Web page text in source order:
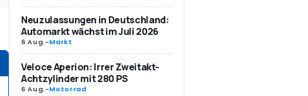
Neuzulassungen in Deutschland:
Automarkt wächst im Juli 2026
6 Aug.-Markt
Veloce Aperion: Irrer Zweitakt-
Achtzylinder mit 280 PS
6 Aug.-Motorrad